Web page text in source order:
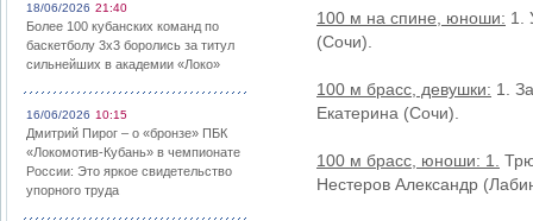
18/06/2026 21:40
Более 100 кубанских команд по
баскетболу 3х3 боролись за титул
сильнейших в академии «Локо»
16/06/2026 10:15
Дмитрий Пирог – о «бронзе» ПБК
«Локомотив-Кубань» в чемпионате
России: Это яркое свидетельство
упорного труда
100 м на спине, юноши: 1.
(Сочи).
100 м брасс, девушки: 1.
Екатерина (Сочи).
100 м брасс, юноши: 1.
Нестеров Александр